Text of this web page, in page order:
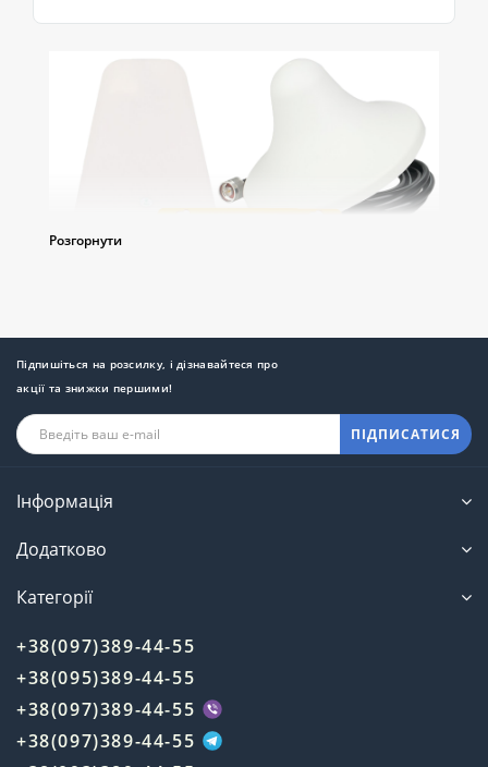
Комплект для посилення мобільного зв'язку GSM
Комплект для посилення
зв'язку: найкращі підсилювачі
мобільного сигналу GSM
Мобільне з'єднання сьогодні грає дуже важливу
роль, оскільки ми постійно узгоджуємо свої дії з
керівництвом, зв'язуємося зі своїми родичами,
дітьми ітд. Найголовніше це авторизація
банківських додатків для онлайн платежів, не
Розгорнути
Підпишіться на розсилку, і дізнавайтеся про
акції та знижки першими!
ПІДПИСАТИСЯ
Інформація
Додатково
Категорії
+38(097)389-44-55
+38(095)389-44-55
+38(097)389-44-55
+38(097)389-44-55